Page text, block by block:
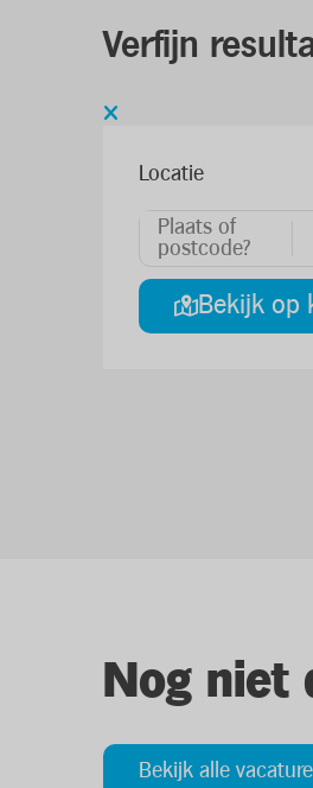
Verfijn
Locatie
Plaats of
postcode?
Bekijk op
Nog niet
Bekijk alle